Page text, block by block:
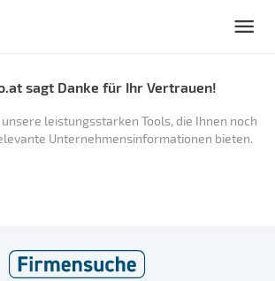
sagt Danke für Ihr Vertrauen!
leistungsstarken Tools, die Ihnen noch
Unternehmensinformationen bieten.